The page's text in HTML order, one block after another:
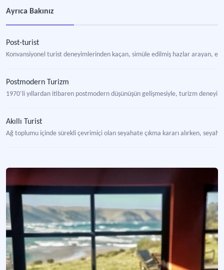
Ayrıca Bakınız
Post-turist
Konvansiyonel turist deneyimlerinden kaçan, simüle edilmiş hazlar arayan,
Postmodern Turizm
1970’li yıllardan itibaren postmodern düşünüşün gelişmesiyle, turizm
Akıllı Turist
Ağ toplumu içinde sürekli çevrimiçi olan seyahate çıkma kararı alırken,